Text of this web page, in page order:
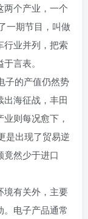
两个产业，一个
一期节目，叫做
行业并列，把索
言表。
子的产值仍然势
海征战，丰田
则每况愈下，
是出现了贸易逆
竟然少于进口
境有关外，主要
。电子产品通常